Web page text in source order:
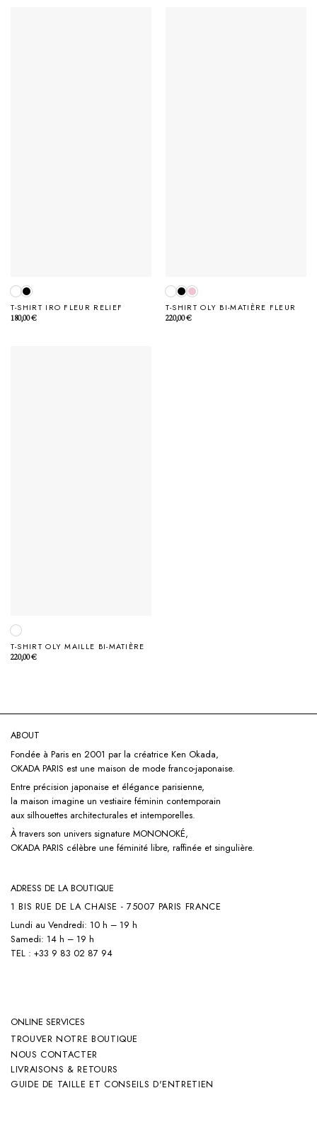
T-SHIRT IRO FLEUR RELIEF
180,00€
T-SHIRT OLY BI-MATIÈRE FLEUR
220,00€
T-SHIRT OLY MAILLE BI-MATIÈRE
220,00€
ABOUT
Fondée à Paris en 2001 par la créatrice Ken Okada,
OKADA PARIS est une maison de mode franco-japonaise.
Entre précision japonaise et élégance parisienne,
la maison imagine un vestiaire féminin contemporain
aux silhouettes architecturales et intemporelles.
À travers son univers signature MONONOKÉ,
OKADA PARIS célèbre une féminité libre, raffinée et singulière.
ADRESS DE LA BOUTIQUE
1 BIS RUE DE LA CHAISE - 75007 PARIS FRANCE
Lundi au Vendredi: 10 h – 19 h
Samedi: 14 h – 19 h
TEL : +33 9 83 02 87 94
ONLINE SERVICES
TROUVER NOTRE BOUTIQUE
NOUS CONTACTER
LIVRAISONS & RETOURS
GUIDE DE TAILLE ET CONSEILS D'ENTRETIEN